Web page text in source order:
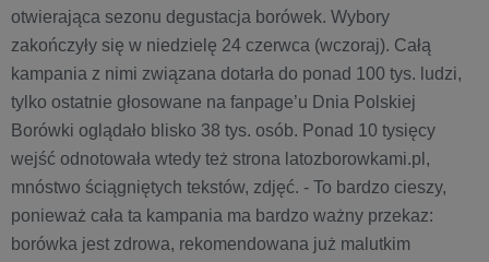
otwierająca sezonu degustacja borówek. Wybory
zakończyły się w niedzielę 24 czerwca (wczoraj). Całą
kampania z nimi związana dotarła do ponad 100 tys. ludzi,
tylko ostatnie głosowane na fanpage’u Dnia Polskiej
Borówki oglądało blisko 38 tys. osób. Ponad 10 tysięcy
wejść odnotowała wtedy też strona latozborowkami.pl,
mnóstwo ściągniętych tekstów, zdjęć. - To bardzo cieszy,
ponieważ cała ta kampania ma bardzo ważny przekaz:
borówka jest zdrowa, rekomendowana już malutkim